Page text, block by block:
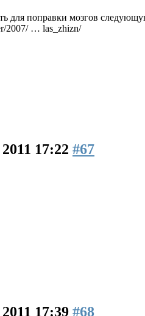
для поправки мозгов
2007/ … las_zhizn/
17:22 #67
17:39 #68